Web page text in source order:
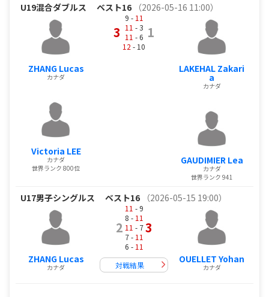
U19混合ダブルス ベスト16 （2026-05-16 11:00）
ZHANG Lucas
カナダ
Victoria LEE
カナダ
世界ランク 800位
3
9 - 11
11 - 3
11 - 6
12 - 10
1
LAKEHAL Zakari
a
カナダ
GAUDIMIER Lea
カナダ
世界ランク 941
U17男子シングルス ベスト16 （2026-05-15 19:00）
ZHANG Lucas
カナダ
2
11 - 9
8 - 11
11 - 7
7 - 11
6 - 11
3
対戦結果
OUELLET Yohan
カナダ